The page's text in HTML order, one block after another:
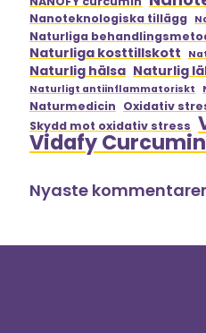
Nanoteknologiska tillägg
Naturliga
Naturliga kosttillskott
Naturlig hälsa Naturlig
Naturligt antiinflammatoriskt
Naturmedicin Oxidativ
Skydd mot oxidativ stress
Vidafy Curcumin
Nyaste kommentarer